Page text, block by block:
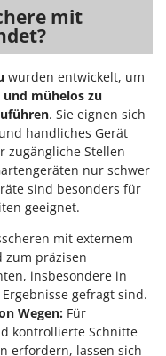
mit
wurden entwickelt, um
und mühelos zu
. Sie eignen sich
handliches Gerät
zugängliche Stellen
nur schwer
sind besonders für
geeignet.
mit externem
zum präzisen
insbesondere in
gefragt sind.
Wegen: Für
kontrollierte Schnitte
erfordern, lassen sich